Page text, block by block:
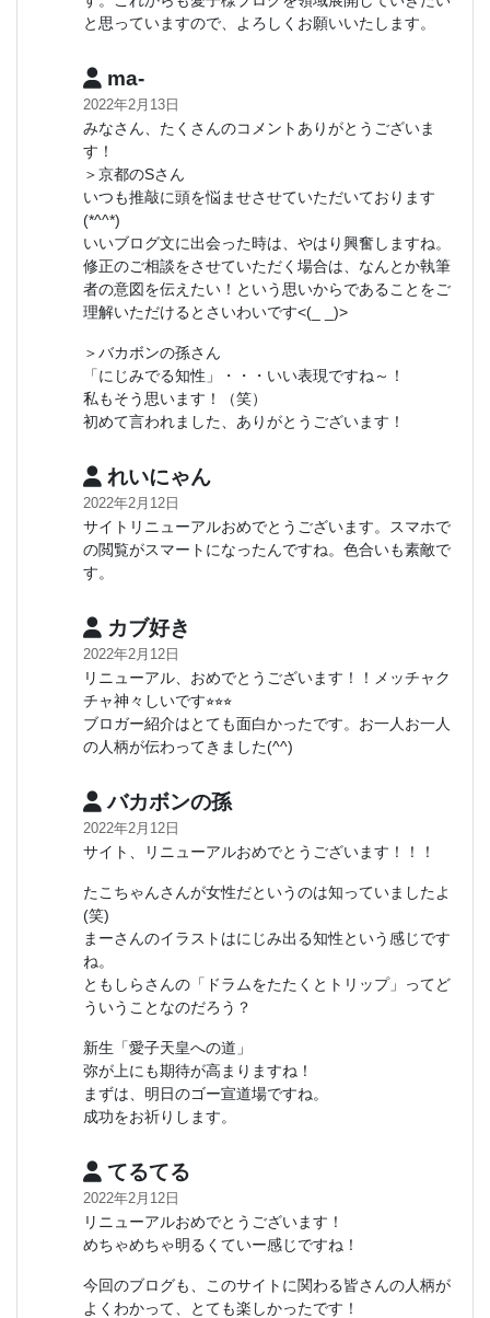
と思っていますので、よろしくお願いいたします。
ma-
2022年2月13日
みなさん、たくさんのコメントありがとうございま
す！
＞京都のSさん
いつも推敲に頭を悩ませさせていただいております
(*^^*)
いいブログ文に出会った時は、やはり興奮しますね。
修正のご相談をさせていただく場合は、なんとか執筆
者の意図を伝えたい！という思いからであることをご
理解いただけるとさいわいです<(_ _)>
＞バカボンの孫さん
「にじみでる知性」・・・いい表現ですね～！
私もそう思います！（笑）
初めて言われました、ありがとうございます！
れいにゃん
2022年2月12日
サイトリニューアルおめでとうございます。スマホで
の閲覧がスマートになったんですね。色合いも素敵で
す。
カブ好き
2022年2月12日
リニューアル、おめでとうございます！！メッチャク
チャ神々しいです⭐︎⭐︎⭐︎
ブロガー紹介はとても面白かったです。お一人お一人
の人柄が伝わってきました(^^)
バカボンの孫
2022年2月12日
サイト、リニューアルおめでとうございます！！！
たこちゃんさんが女性だというのは知っていましたよ
(笑)
まーさんのイラストはにじみ出る知性という感じです
ね。
ともしらさんの「ドラムをたたくとトリップ」ってど
ういうことなのだろう？
新生「愛子天皇への道」
弥が上にも期待が高まりますね！
まずは、明日のゴー宣道場ですね。
成功をお祈りします。
てるてる
2022年2月12日
リニューアルおめでとうございます！
めちゃめちゃ明るくていー感じですね！
今回のブログも、このサイトに関わる皆さんの人柄が
よくわかって、とても楽しかったです！